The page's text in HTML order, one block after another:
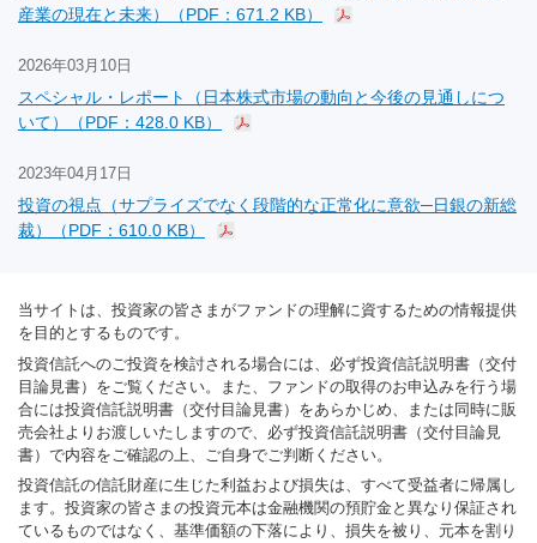
産業の現在と未来）（PDF：671.2 KB）
2026年03月10日
スペシャル・レポート（日本株式市場の動向と今後の見通しにつ
いて）（PDF：428.0 KB）
2023年04月17日
投資の視点（サプライズでなく段階的な正常化に意欲─日銀の新総
裁）（PDF：610.0 KB）
当サイトは、投資家の皆さまがファンドの理解に資するための情報提供
を目的とするものです。
投資信託へのご投資を検討される場合には、必ず投資信託説明書（交付
目論見書）をご覧ください。また、ファンドの取得のお申込みを行う場
合には投資信託説明書（交付目論見書）をあらかじめ、または同時に販
売会社よりお渡しいたしますので、必ず投資信託説明書（交付目論見
書）で内容をご確認の上、ご自身でご判断ください。
投資信託の信託財産に生じた利益および損失は、すべて受益者に帰属し
ます。投資家の皆さまの投資元本は金融機関の預貯金と異なり保証され
ているものではなく、基準価額の下落により、損失を被り、元本を割り